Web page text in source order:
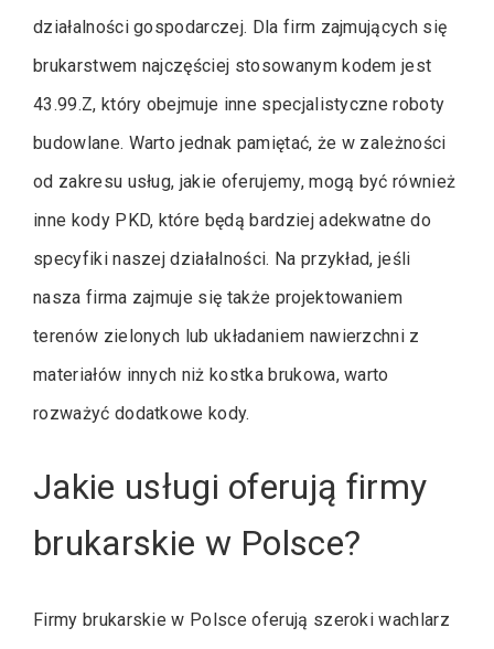
działalności gospodarczej. Dla firm zajmujących się
brukarstwem najczęściej stosowanym kodem jest
43.99.Z, który obejmuje inne specjalistyczne roboty
budowlane. Warto jednak pamiętać, że w zależności
od zakresu usług, jakie oferujemy, mogą być również
inne kody PKD, które będą bardziej adekwatne do
specyfiki naszej działalności. Na przykład, jeśli
nasza firma zajmuje się także projektowaniem
terenów zielonych lub układaniem nawierzchni z
materiałów innych niż kostka brukowa, warto
rozważyć dodatkowe kody.
Jakie usługi oferują firmy
brukarskie w Polsce?
Firmy brukarskie w Polsce oferują szeroki wachlarz